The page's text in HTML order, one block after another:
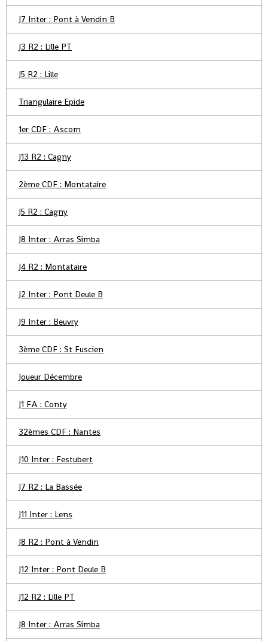
J7 Inter : Pont à Vendin B
J3 R2 : Lille PT
J5 R2 : Lille
Triangulaire Epide
1er CDF : Ascom
J13 R2 : Cagny
2ème CDF : Montataire
J5 R2 : Cagny
J8 Inter : Arras Simba
J4 R2 : Montataire
J2 Inter : Pont Deule B
J9 Inter : Beuvry
3ème CDF : St Fuscien
Joueur Décembre
J1 FA : Conty
32èmes CDF : Nantes
J10 Inter : Festubert
J7 R2 : La Bassée
J11 Inter : Lens
J8 R2 : Pont à Vendin
J12 Inter : Pont Deule B
J12 R2 : Lille PT
J8 Inter : Arras Simba